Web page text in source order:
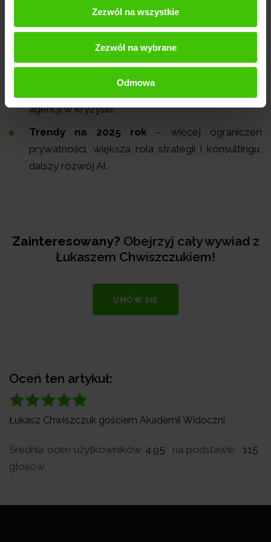
Zezwól na wszystkie
Zezwól na wybrane
Odmowa
Błędy agencji marketingowych
umowy, brak transparentności, obietnice bez
agencji w kryzysie.
Trendy na 2025 rok – więcej ograniczeń
prywatności, większa rola strategii i konsultingu,
dalszy rozwój AI.
Zainteresowany? Obejrzyj cały wywiad z
Łukaszem Chwiszczukiem!
UMÓW SIĘ
Oceń ten artykuł:
Łukasz Chwiszczuk gościem Akademii Widoczni
Średnia ocen użytkowników 4.95 na podstawie
115
głosów